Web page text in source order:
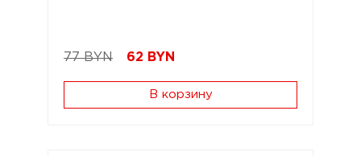
77 BYN 62 BYN
В корзину